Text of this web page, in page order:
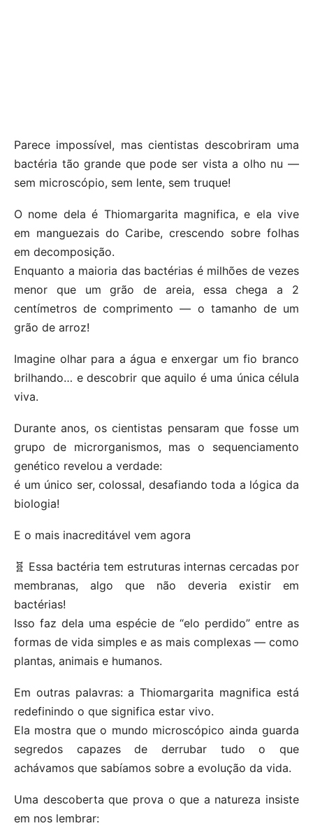
Parece impossível, mas cientistas descobriram uma
bactéria tão grande que pode ser vista a olho nu —
sem microscópio, sem lente, sem truque!
O nome dela é Thiomargarita magnifica, e ela vive
em manguezais do Caribe, crescendo sobre folhas
em decomposição.
Enquanto a maioria das bactérias é milhões de vezes
menor que um grão de areia, essa chega a 2
centímetros de comprimento — o tamanho de um
grão de arroz!
Imagine olhar para a água e enxergar um fio branco
brilhando… e descobrir que aquilo é uma única célula
viva.
Durante anos, os cientistas pensaram que fosse um
grupo de microrganismos, mas o sequenciamento
genético revelou a verdade:
é um único ser, colossal, desafiando toda a lógica da
biologia!
E o mais inacreditável vem agora
🧬 Essa bactéria tem estruturas internas cercadas por
membranas, algo que não deveria existir em
bactérias!
Isso faz dela uma espécie de “elo perdido” entre as
formas de vida simples e as mais complexas — como
plantas, animais e humanos.
Em outras palavras: a Thiomargarita magnifica está
redefinindo o que significa estar vivo.
Ela mostra que o mundo microscópico ainda guarda
segredos capazes de derrubar tudo o que
achávamos que sabíamos sobre a evolução da vida.
Uma descoberta que prova o que a natureza insiste
em nos lembrar: